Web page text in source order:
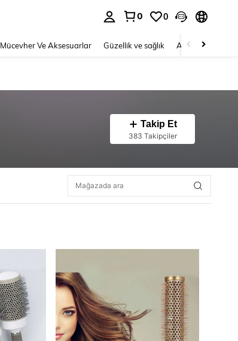
0 0
Mücevher Ve Aksesuarlar Güzellik ve sağlık Ayakkabı
Takip Et
383 Takipçiler